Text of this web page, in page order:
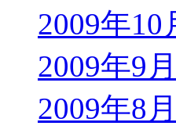
2009年10
2009年9
2009年8